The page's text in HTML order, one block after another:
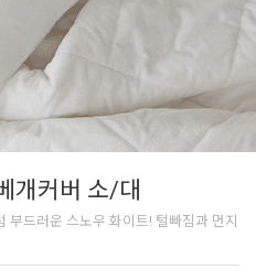
개커버 소/대
드러운 스노우 화이트! 털빠짐과 먼지